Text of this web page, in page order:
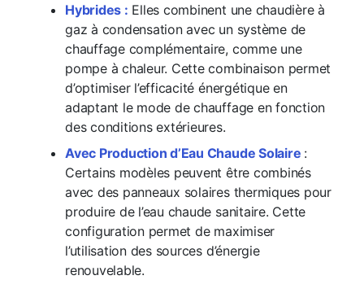
Hybrides : Elles combinent une chaudière à
gaz à condensation avec un système de
chauffage complémentaire, comme une
pompe à chaleur. Cette combinaison permet
d’optimiser l’efficacité énergétique en
adaptant le mode de chauffage en fonction
des conditions extérieures.
Avec Production d’Eau Chaude Solaire :
Certains modèles peuvent être combinés
avec des panneaux solaires thermiques pour
produire de l’eau chaude sanitaire. Cette
configuration permet de maximiser
l’utilisation des sources d’énergie
renouvelable.